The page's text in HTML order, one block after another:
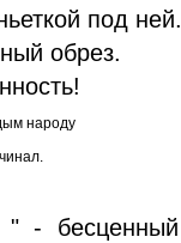
под
обрез.
народу
" -